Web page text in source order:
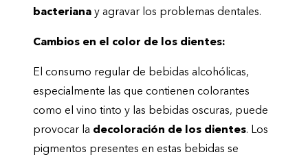
bacteriana y agravar los problemas dentales.
Cambios en el color de los dientes:
El consumo regular de bebidas alcohólicas,
especialmente las que contienen colorantes
como el vino tinto y las bebidas oscuras, puede
provocar la decoloración de los dientes. Los
pigmentos presentes en estas bebidas se